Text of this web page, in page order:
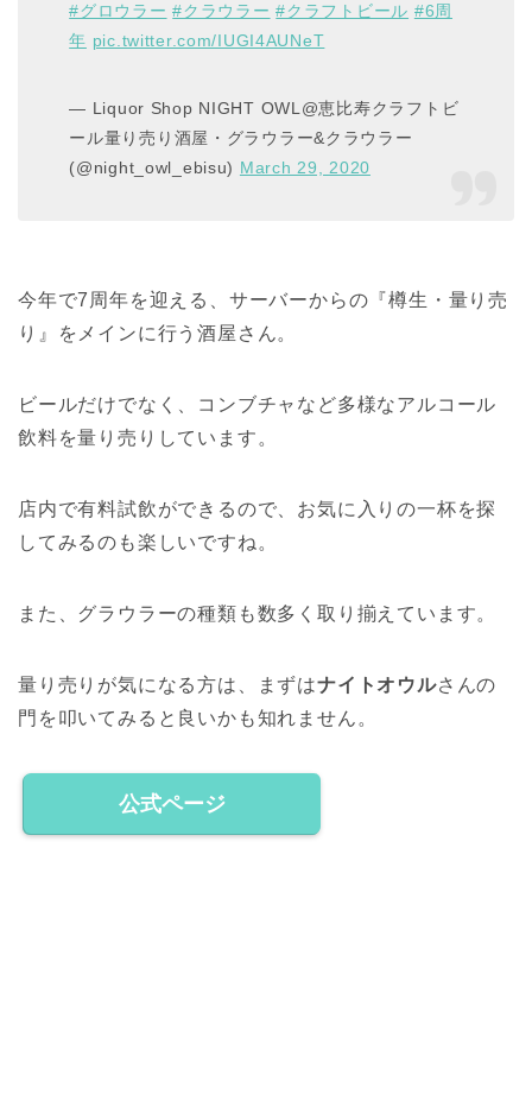
#グロウラー #クラウラー #クラフトビール #6周
年 pic.twitter.com/IUGI4AUNeT
— Liquor Shop NIGHT OWL@恵比寿クラフトビ
ール量り売り酒屋・グラウラー&クラウラー
(@night_owl_ebisu) March 29, 2020
今年で7周年を迎える、サーバーからの『樽生・量り売
り』をメインに行う酒屋さん。
ビールだけでなく、コンブチャなど多様なアルコール
飲料を量り売りしています。
店内で有料試飲ができるので、お気に入りの一杯を探
してみるのも楽しいですね。
また、グラウラーの種類も数多く取り揃えています。
量り売りが気になる方は、まずはナイトオウルさんの
門を叩いてみると良いかも知れません。
公式ページ